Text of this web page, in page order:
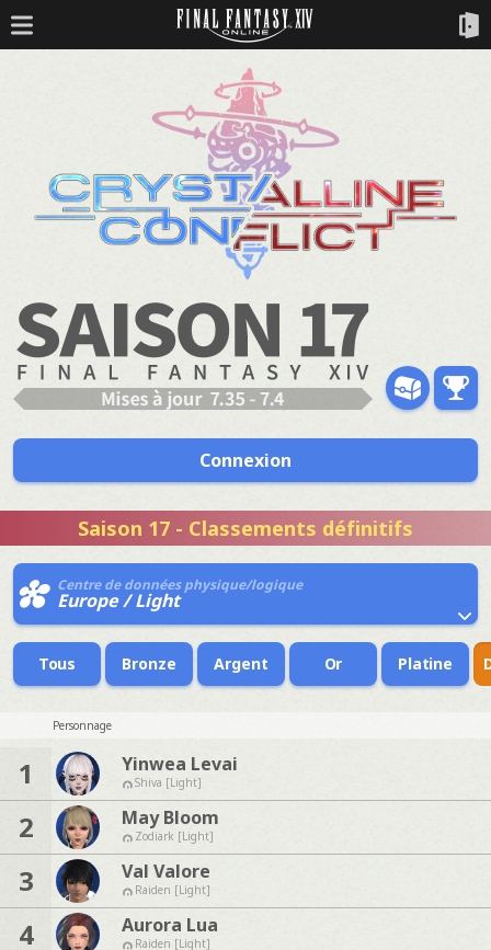
Connexion
Saison 17 - Classements définitifs
Centre de données physique/logique
Europe / Light
Tous Bronze Argent Or Platine
Personnage
1 Yinwea Levai
Shiva [Light]
2 May Bloom
Zodiark [Light]
3 Val Valore
Raiden [Light]
4 Aurora Lua
Raiden [Light]